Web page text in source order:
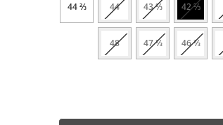
⅔ 42
⅓ 43
44
⅔ 44
⅔ 46
⅓ 47
48